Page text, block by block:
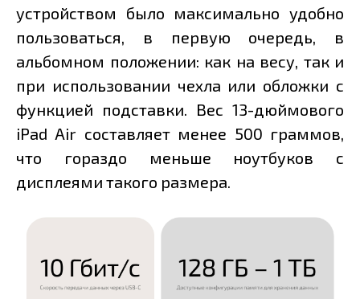
устройством было максимально удобно
пользоваться, в первую очередь, в
альбомном положении: как на весу, так и
при использовании чехла или обложки с
функцией подставки. Вес 13-дюймового
iPad Air составляет менее 500 граммов,
что гораздо меньше ноутбуков с
дисплеями такого размера.